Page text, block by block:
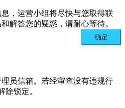
，运营小组将尽快与您取得联
解答您的疑惑，请耐心等待。
确定
员信箱。若经审查没有违规行
除锁定。